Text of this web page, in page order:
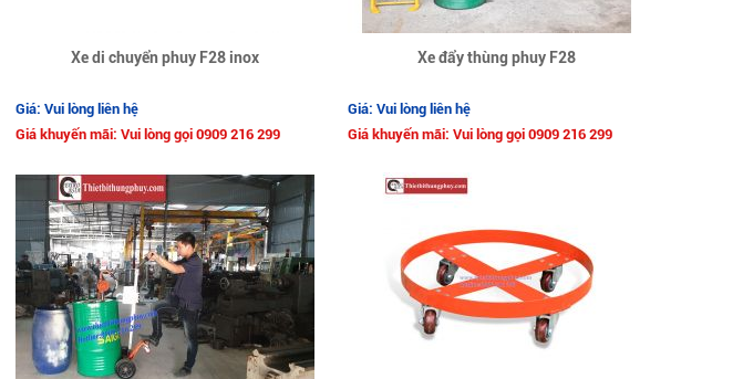
Xe di chuyển phuy F28 inox
Giá: Vui lòng liên hệ
Giá khuyến mãi: Vui lòng gọi 0909 216 299
Xe đẩy thùng phuy F28
Giá: Vui lòng liên hệ
Giá khuyến mãi: Vui lòng gọi 0909 216 299